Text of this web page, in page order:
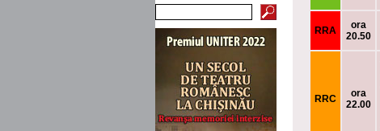
RRA
ora
20.50
RRC
ora
22.00